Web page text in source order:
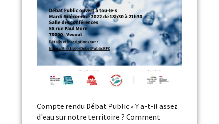
Compte rendu Débat Public « Y a-t-il assez
d'eau sur notre territoire ? Comment